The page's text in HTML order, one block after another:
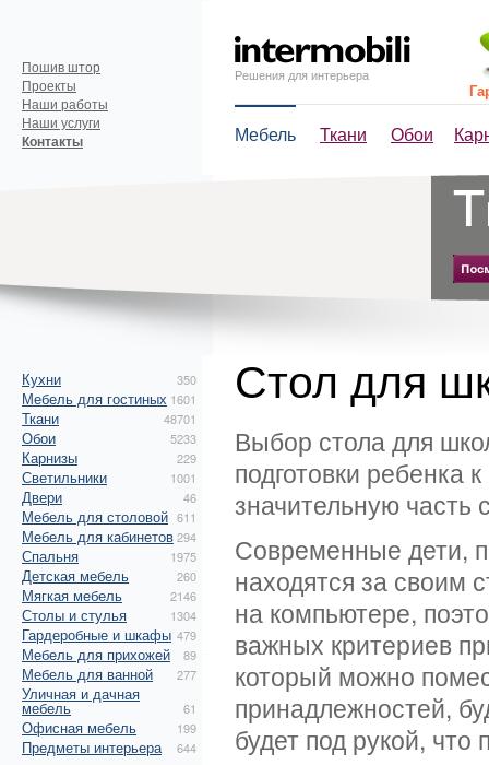
Решения для интерьера
Мебель Ткани Обои
Пошив штор
Проекты
Наши работы
Наши услуги
Контакты
Кухни 350
Мебель для гостиных 1601
Ткани 48701
Обои 5233
Карнизы 229
Светильники 1001
Двери 46
Мебель для столовой 611
Мебель для кабинетов294
Спальня 1975
Детская мебель 260
Мягкая мебель 2146
Столы и стулья 1304
Гардеробные и шкафы 479
Мебель для прихожей 89
Мебель для ванной 277
Уличная и дачная
мебель 61
Офисная мебель 199
Предметы интерьера 644
Стол для
Выбор стола для
подготовки ребенка
значительную часть
Современные дети,
находятся за своим
на компьютере,
важных критериев
который можно
принадлежностей,
будет под рукой, что